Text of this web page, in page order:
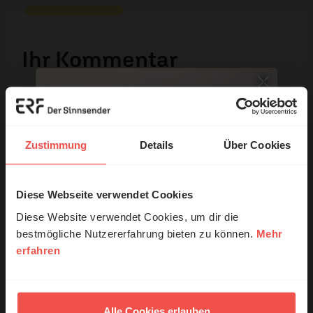
Zustimmung Details Über Cookies
Diese Webseite verwendet Cookies
Diese Website verwendet Cookies, um dir die
bestmögliche Nutzererfahrung bieten zu können. Mehr
erfahren
Alle Cookies erlauben
Ihr Kommentar
Name:
E-Mail:
Die E-Mail-Adresse wird nicht veröffentlicht.
Kommentar:
© Ruth Schneider / ERF